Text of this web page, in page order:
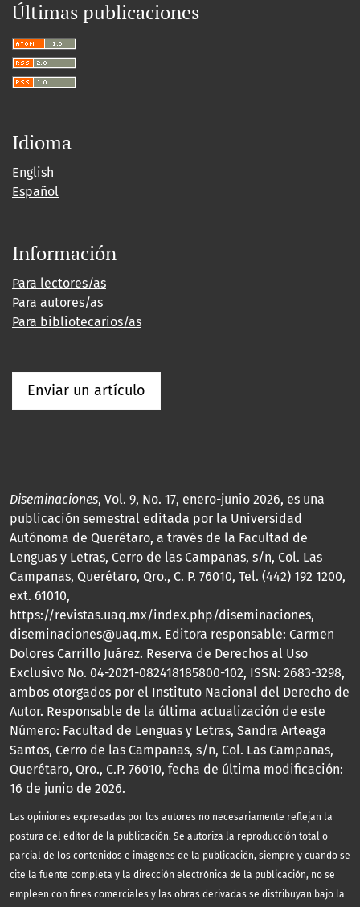
Últimas publicaciones
Idioma
English
Español
Información
Para lectores/as
Para autores/as
Para bibliotecarios/as
Enviar un artículo
Diseminaciones, Vol. 9, No. 17, enero-junio 2026, es una
publicación semestral editada por la Universidad
Autónoma de Querétaro, a través de la Facultad de
Lenguas y Letras, Cerro de las Campanas, s/n, Col. Las
Campanas, Querétaro, Qro., C. P. 76010, Tel. (442) 192 1200,
ext. 61010,
https://revistas.uaq.mx/index.php/diseminaciones,
diseminaciones@uaq.mx. Editora responsable: Carmen
Dolores Carrillo Juárez. Reserva de Derechos al Uso
Exclusivo No. 04-2021-082418185800-102, ISSN: 2683-3298,
ambos otorgados por el Instituto Nacional del Derecho de
Autor. Responsable de la última actualización de este
Número: Facultad de Lenguas y Letras, Sandra Arteaga
Santos, Cerro de las Campanas, s/n, Col. Las Campanas,
Querétaro, Qro., C.P. 76010, fecha de última modificación:
16 de junio de 2026.
Las opiniones expresadas por los autores no necesariamente reflejan la
postura del editor de la publicación. Se autoriza la reproducción total o
parcial de los contenidos e imágenes de la publicación, siempre y cuando se
cite la fuente completa y la dirección electrónica de la publicación, no se
empleen con fines comerciales y las obras derivadas se distribuyan bajo la